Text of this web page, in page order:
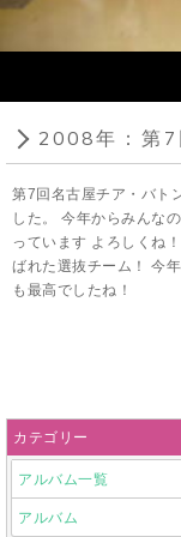
2008年：第7
第7回名古屋チア・バト
した。 今年からみんな
っています よろしくね
ばれた選抜チーム！ 今
も最高でしたね！
カテゴリー
アルバム一覧
アルバム